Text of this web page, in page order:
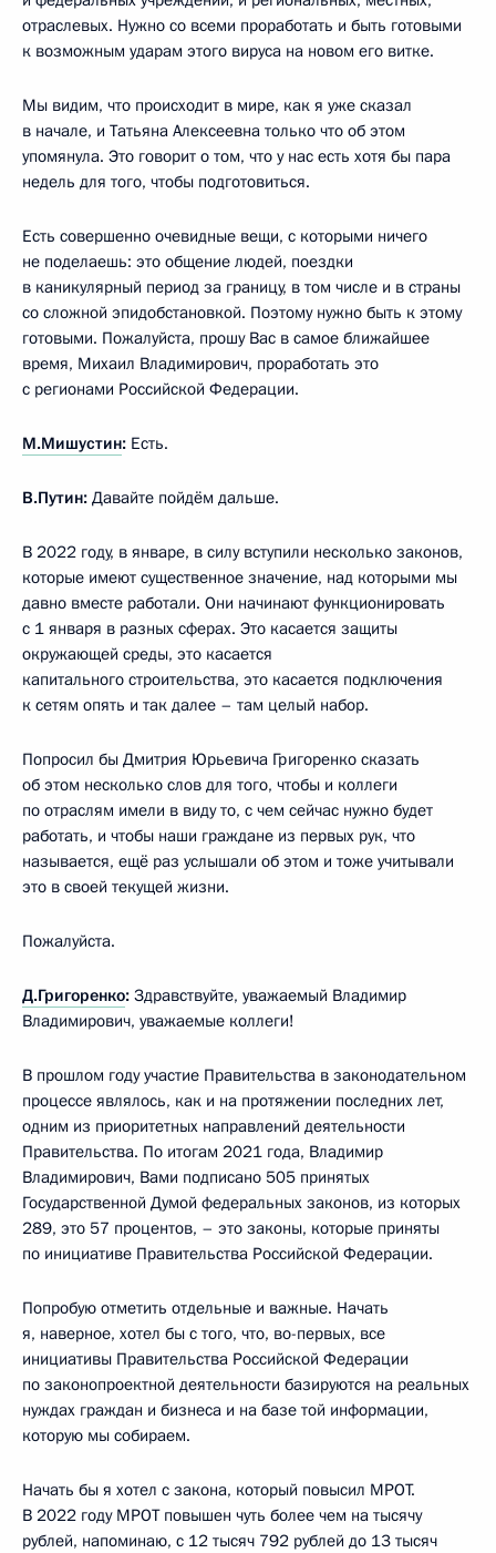
отраслевых. Нужно со всеми проработать и быть готовыми
к возможным ударам этого вируса на новом его витке.
Мы видим, что происходит в мире, как я уже сказал
в начале, и Татьяна Алексеевна только что об этом
упомянула. Это говорит о том, что у нас есть хотя бы пара
недель для того, чтобы подготовиться.
Есть совершенно очевидные вещи, с которыми ничего
не поделаешь: это общение людей, поездки
в каникулярный период за границу, в том числе и в страны
со сложной эпидобстановкой. Поэтому нужно быть к этому
готовыми. Пожалуйста, прошу Вас в самое ближайшее
время, Михаил Владимирович, проработать это
с регионами Российской Федерации.
М.Мишустин: Есть.
В.Путин: Давайте пойдём дальше.
В 2022 году, в январе, в силу вступили несколько законов,
которые имеют существенное значение, над которыми мы
давно вместе работали. Они начинают функционировать
с 1 января в разных сферах. Это касается защиты
окружающей среды, это касается
капитального строительства, это касается подключения
к сетям опять и так далее – там целый набор.
Попросил бы Дмитрия Юрьевича Григоренко сказать
об этом несколько слов для того, чтобы и коллеги
по отраслям имели в виду то, с чем сейчас нужно будет
работать, и чтобы наши граждане из первых рук, что
называется, ещё раз услышали об этом и тоже учитывали
это в своей текущей жизни.
Пожалуйста.
Д.Григоренко: Здравствуйте, уважаемый Владимир
Владимирович, уважаемые коллеги!
В прошлом году участие Правительства в законодательном
процессе являлось, как и на протяжении последних лет,
одним из приоритетных направлений деятельности
Правительства. По итогам 2021 года, Владимир
Владимирович, Вами подписано 505 принятых
Государственной Думой федеральных законов, из которых
289, это 57 процентов, – это законы, которые приняты
по инициативе Правительства Российской Федерации.
Попробую отметить отдельные и важные. Начать
я, наверное, хотел бы с того, что, во-первых, все
инициативы Правительства Российской Федерации
по законопроектной деятельности базируются на реальных
нуждах граждан и бизнеса и на базе той информации,
которую мы собираем.
Начать бы я хотел с закона, который повысил МРОТ.
В 2022 году МРОТ повышен чуть более чем на тысячу
рублей, напоминаю, с 12 тысяч 792 рублей до 13 тысяч